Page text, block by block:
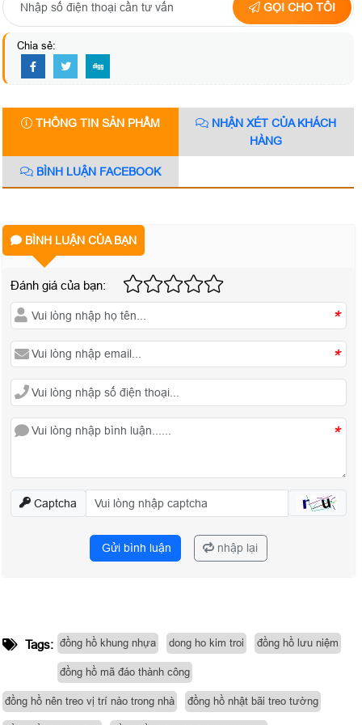
GỌI CHO TÔI
Chia sẻ:
THÔNG TIN SẢN PHẨM
NHẬN XÉT CỦA KHÁCH
HÀNG
BÌNH LUẬN FACEBOOK
BÌNH LUẬN CỦA BẠN
Đánh giá của bạn:
*
*
*
Captcha
Gửi bình luận nhập lại
Tags: đồng hồ khung nhựa dong ho kim troi đồng hồ lưu niệm
đồng hồ mã đáo thành công
đồng hồ nên treo vị trí nào trong nhà đồng hồ nhật bãi treo tường